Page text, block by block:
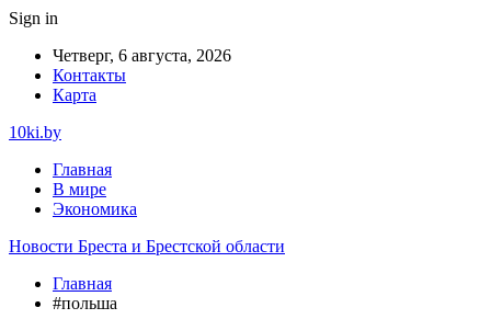
Sign in
Четверг, 6 августа, 2026
Контакты
Карта
10ki.by
Главная
В мире
Экономика
Новости Бреста и Брестской области
Главная
#польша